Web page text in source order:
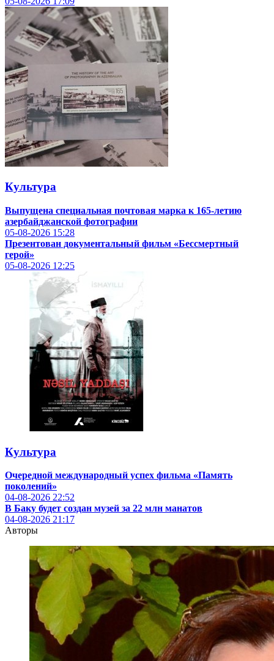
Культура
Выпущена специальная почтовая марка к 165-летию
азербайджанской фотографии
05-08-2026 15:28
Презентован документальный фильм «Бессмертный
герой»
05-08-2026 12:25
Культура
Очередной международный успех фильма «Память
поколений»
04-08-2026 22:52
В Баку будет создан музей за 22 млн манатов
04-08-2026 21:17
Авторы